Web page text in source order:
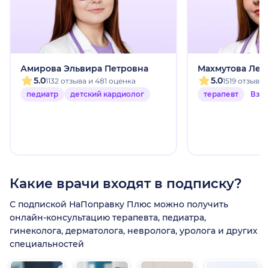
Амирова Эльвира Петровна
5.01132 отзыва и 481 оценка
педиатр
детский кардиолог
Махмутова
5.01519
терапевт
Какие врачи входят в подписку?
С подпиской НаПоправку Плюс можно получить
онлайн-консультацию терапевта, педиатра,
гинеколога, дерматолога, невролога, уролога и других
специальностей